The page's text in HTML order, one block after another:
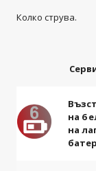
Колко струва.
на 6
на